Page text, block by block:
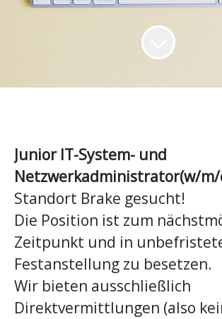
Junior IT-System- und
Netzwerkadministrator(w/
Standort Brake gesucht!
Die Position ist zum
Zeitpunkt und in
Festanstellung zu besetzen.
Wir bieten ausschließlich
Direktvermittlungen (also